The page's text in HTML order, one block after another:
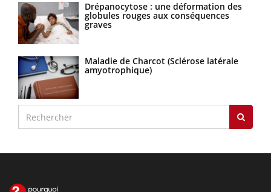
Drépanocytose : une déformation des
globules rouges aux conséquences
graves
Maladie de Charcot (Sclérose latérale
amyotrophique)